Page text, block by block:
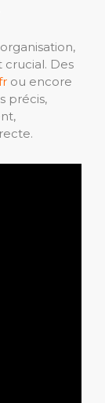
crucial. Des
ou encore
précis,